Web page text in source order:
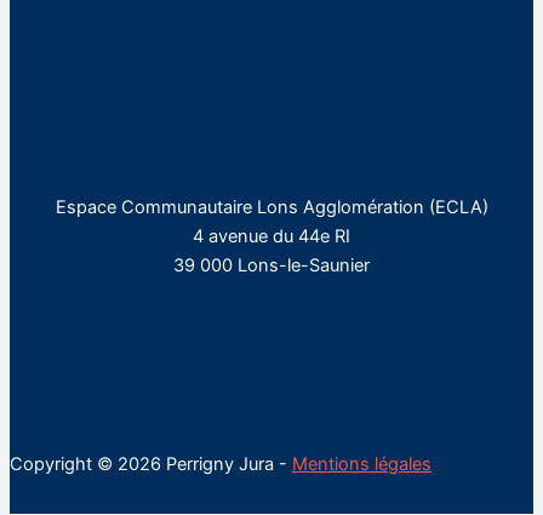
Espace Communautaire Lons Agglomération (ECLA)
4 avenue du 44e RI
39 000 Lons-le-Saunier
Copyright © 2026 Perrigny Jura - Mentions légales